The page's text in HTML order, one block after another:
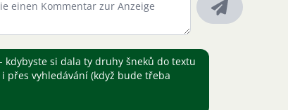
kdybyste si dala ty druhy šneků do textu
přes vyhledávání (když bude třeba